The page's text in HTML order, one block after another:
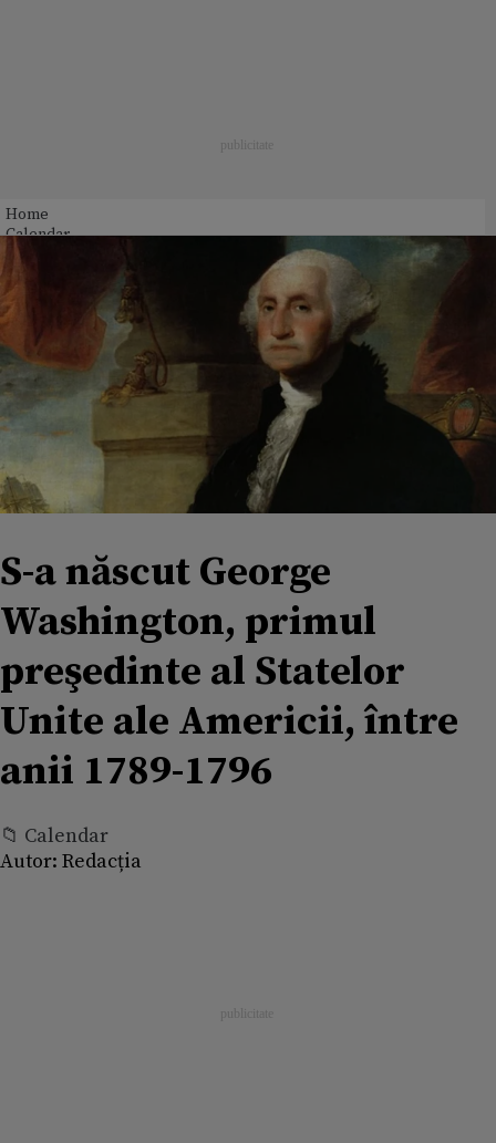
Home
Calendar
S-a născut George
Washington, primul
preşedinte al Statelor
Unite ale Americii, între
anii 1789-1796
📁 Calendar
Autor: Redacția